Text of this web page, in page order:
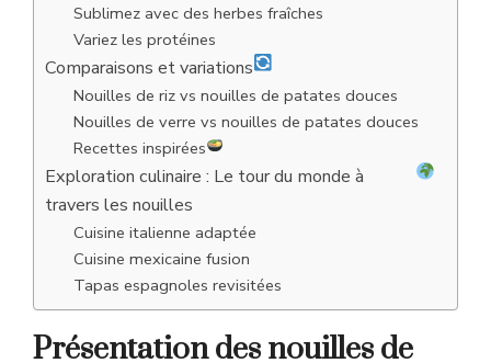
Sublimez avec des herbes fraîches
Variez les protéines
Comparaisons et variations
Nouilles de riz vs nouilles de patates douces
Nouilles de verre vs nouilles de patates douces
Recettes inspirées
Exploration culinaire : Le tour du monde à
travers les nouilles
Cuisine italienne adaptée
Cuisine mexicaine fusion
Tapas espagnoles revisitées
Présentation des nouilles de